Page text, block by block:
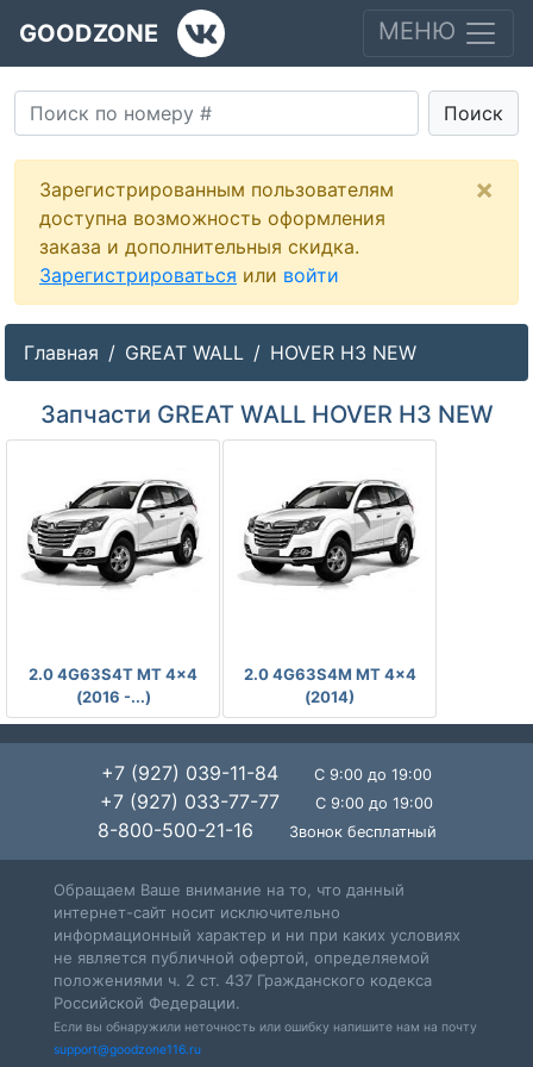
GOODZONE МЕНЮ
Поиск
Зарегистрированным пользователям
доступна возможность оформления
заказа и дополнительныя скидка.
Зарегистрироваться или войти
×
Главная GREAT WALL HOVER H3 NEW
Запчасти GREAT WALL HOVER H3 NEW
2.0 4G63S4T MT 4x4
(2016 -...)
2.0 4G63S4M MT 4x4
(2014)
+7 (927) 039-11-84 С 9:00 до 19:00
+7 (927) 033-77-77 С 9:00 до 19:00
8-800-500-21-16 Звонок бесплатный
Обращаем Ваше внимание на то, что данный
интернет-сайт носит исключительно
информационный характер и ни при каких условиях
не является публичной офертой, определяемой
положениями ч. 2 ст. 437 Гражданского кодекса
Российской Федерации.
Если вы обнаружили неточность или ошибку напишите нам на почту
support@goodzone116.ru